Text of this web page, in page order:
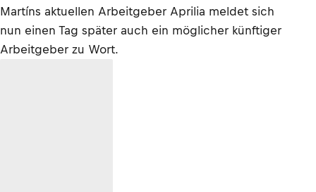
Martíns aktuellen Arbeitgeber Aprilia meldet sich
nun einen Tag später auch ein möglicher künftiger
Arbeitgeber zu Wort.